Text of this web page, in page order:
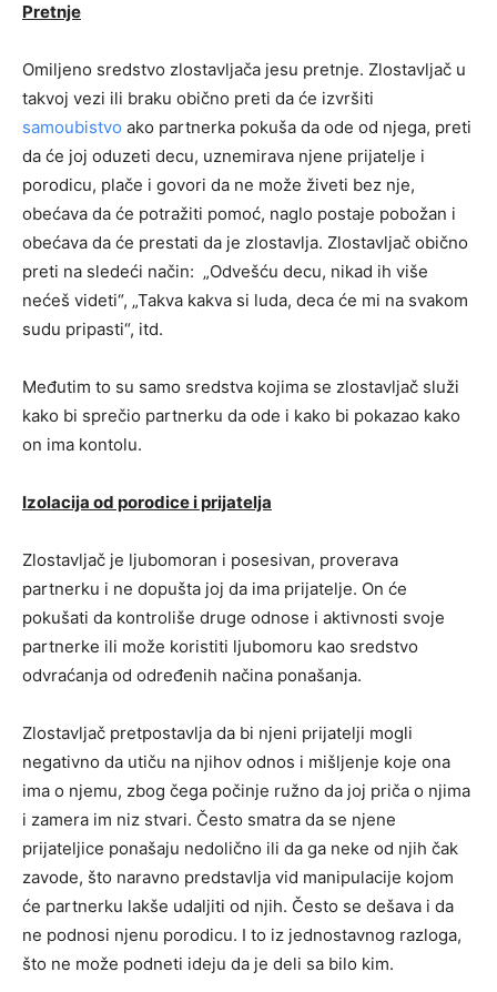
Pretnje
Omiljeno sredstvo zlostavljača jesu pretnje. Zlostavljač u
takvoj vezi ili braku obično preti da će izvršiti
samoubistvo ako partnerka pokuša da ode od njega, preti
da će joj oduzeti decu, uznemirava njene prijatelje i
porodicu, plače i govori da ne može živeti bez nje,
obećava da će potražiti pomoć, naglo postaje pobožan i
obećava da će prestati da je zlostavlja. Zlostavljač obično
preti na sledeći način: „Odvešću decu, nikad ih više
nećeš videti“, „Takva kakva si luda, deca će mi na svakom
sudu pripasti“, itd.
Međutim to su samo sredstva kojima se zlostavljač služi
kako bi sprečio partnerku da ode i kako bi pokazao kako
on ima kontolu.
Izolacija od porodice i prijatelja
Zlostavljač je ljubomoran i posesivan, proverava
partnerku i ne dopušta joj da ima prijatelje. On će
pokušati da kontroliše druge odnose i aktivnosti svoje
partnerke ili može koristiti ljubomoru kao sredstvo
odvraćanja od određenih načina ponašanja.
Zlostavljač pretpostavlja da bi njeni prijatelji mogli
negativno da utiču na njihov odnos i mišljenje koje ona
ima o njemu, zbog čega počinje ružno da joj priča o njima
i zamera im niz stvari. Često smatra da se njene
prijateljice ponašaju nedolično ili da ga neke od njih čak
zavode, što naravno predstavlja vid manipulacije kojom
će partnerku lakše udaljiti od njih. Često se dešava i da
ne podnosi njenu porodicu. I to iz jednostavnog razloga,
što ne može podneti ideju da je deli sa bilo kim.